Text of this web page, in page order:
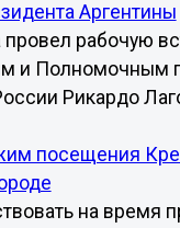
Аргентины
провел рабочую
и Полномочным
Рикардо
посещения
на время